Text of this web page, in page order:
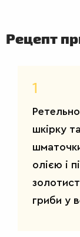
ДРУГІ
Рецепт
1
шкірку
олією і
гриби у